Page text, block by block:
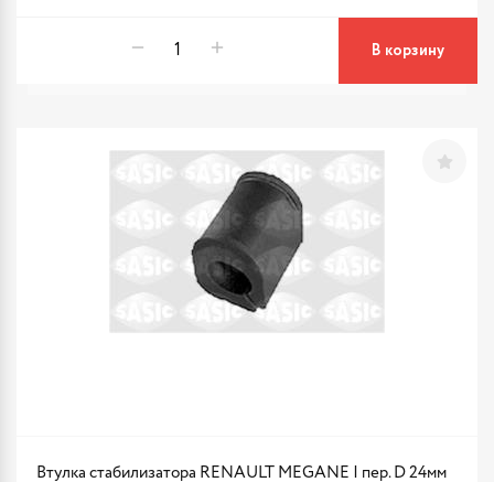
В корзину
Втулка стабилизатора RENAULT MEGANE I пер. D 24мм